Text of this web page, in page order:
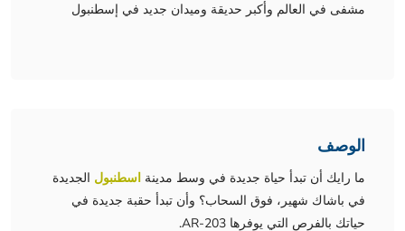
مشفى في العالم وأكبر حديقة وميدان جديد في إسطنبول
الوصف
ما رايك أن تبدأ حياة جديدة في وسط مدينة اسطنبول الجديدة
في باشاك شهير، فوق السحاب؟ وأن تبدأ حقبة جديدة في
حياتك بالفرص التي يوفرها AR-203.